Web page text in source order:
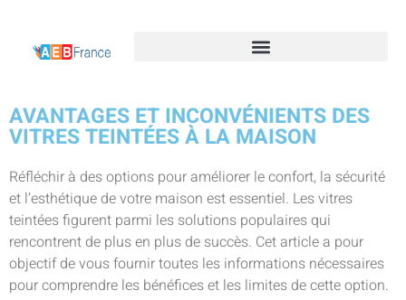
AVANTAGES ET INCONVÉNIENTS DES
VITRES TEINTÉES À LA MAISON
Réfléchir à des options pour améliorer le confort, la sécurité
et l’esthétique de votre maison est essentiel. Les vitres
teintées figurent parmi les solutions populaires qui
rencontrent de plus en plus de succès. Cet article a pour
objectif de vous fournir toutes les informations nécessaires
pour comprendre les bénéfices et les limites de cette option.